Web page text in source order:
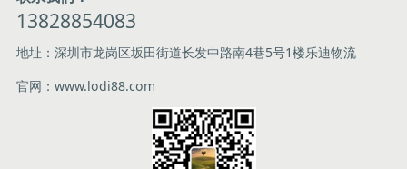
13828854083
地址：深圳市龙岗区坂田街道长发中路南4巷5号1楼乐迪物流
官网：www.lodi88.com